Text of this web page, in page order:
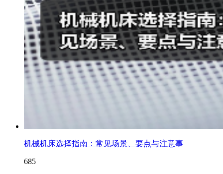
机械机床选择指南：常见场景、要点与注意事
685